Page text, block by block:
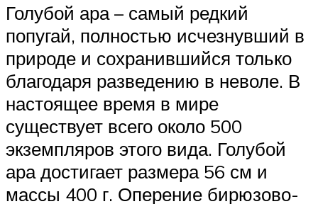
Голубой ара – самый редкий
попугай, полностью исчезнувший в
природе и сохранившийся только
благодаря разведению в неволе. В
настоящее время в мире
существует всего около 500
экземпляров этого вида. Голубой
ара достигает размера 56 см и
массы 400 г. Оперение бирюзово-